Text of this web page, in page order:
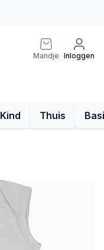
Mandje Inloggen
Kind Thuis